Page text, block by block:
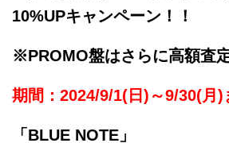
10%UPキャンペーン！！
※PROMO盤はさらに高額査
期間：2024/9/1(日)～9/30(月)
「BLUE NOTE」